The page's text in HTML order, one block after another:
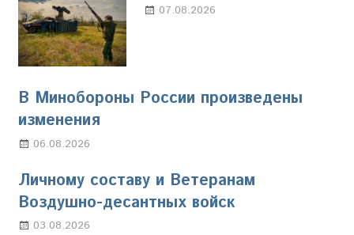
07.08.2026
В Минобороны России произведены
изменения
06.08.2026
Личному составу и Ветеранам
Воздушно-десантных войск
03.08.2026